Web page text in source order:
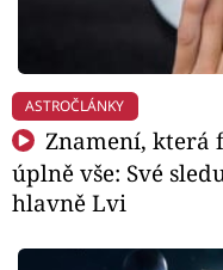
ASTROČLÁNKY
Znamení, která
úplně vše: Své
hlavně Lvi